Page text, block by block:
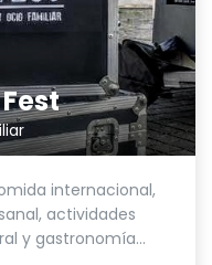
internacional,
actividades
y gastronomía...